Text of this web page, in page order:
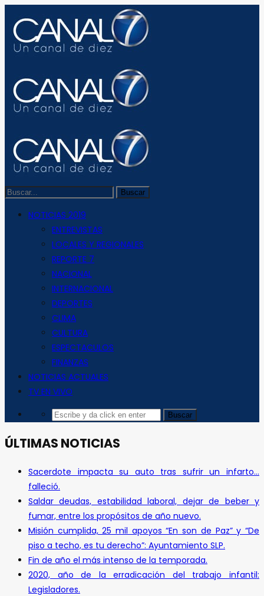
NOTICIAS 2019
ENTREVISTAS
LOCALES Y REGIONALES
REPORTE 7
NACIONAL
INTERNACIONAL
DEPORTES
CLIMA
CULTURA
ESPECTACULOS
FINANZAS
NOTICIAS ACTUALES
TV EN VIVO
ÚLTIMAS NOTICIAS
Sacerdote impacta su auto tras sufrir un infarto…
falleció.
Saldar deudas, estabilidad laboral, dejar de beber y
fumar, entre los propósitos de año nuevo.
Misión cumplida, 25 mil apoyos “En son de Paz” y “De
piso a techo, es tu derecho”: Ayuntamiento SLP.
Fin de año el más intenso de la temporada.
2020, año de la erradicación del trabajo infantil:
Legisladores.